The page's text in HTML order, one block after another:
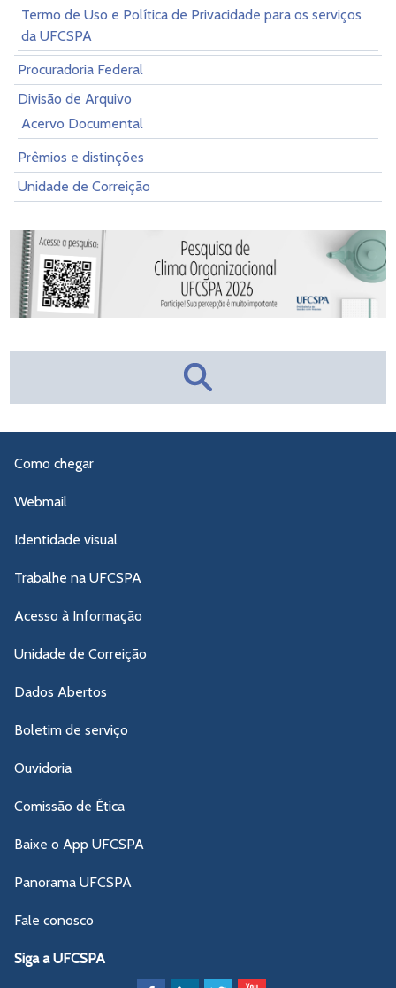
Termo de Uso e Política de Privacidade para os serviços
da UFCSPA
Procuradoria Federal
Divisão de Arquivo
Acervo Documental
Prêmios e distinções
Unidade de Correição
Como chegar
Webmail
Identidade visual
Trabalhe na UFCSPA
Acesso à Informação
Unidade de Correição
Dados Abertos
Boletim de serviço
Ouvidoria
Comissão de Ética
Baixe o App UFCSPA
Panorama UFCSPA
Fale conosco
Siga a UFCSPA